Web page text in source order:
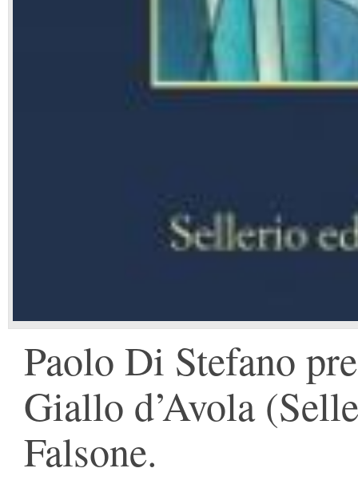
Paolo Di Stefano
Giallo d’Avola
Falsone.